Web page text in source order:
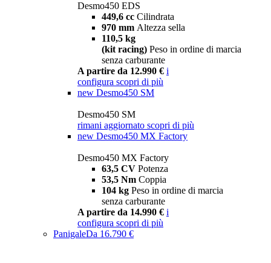
Desmo450 EDS
449,6 cc Cilindrata
970 mm Altezza sella
110,5 kg
(kit racing) Peso in ordine di marcia
senza carburante
A partire da 12.990 € i
configura scopri di più
new Desmo450 SM
Desmo450 SM
rimani aggiornato scopri di più
new Desmo450 MX Factory
Desmo450 MX Factory
63,5 CV Potenza
53,5 Nm Coppia
104 kg Peso in ordine di marcia
senza carburante
A partire da 14.990 € i
configura scopri di più
PanigaleDa 16.790 €